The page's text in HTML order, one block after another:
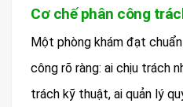
Cơ chế phân công
Một phòng khám đạt
công rõ ràng: ai chịu trách
trách kỹ thuật, ai quản lý